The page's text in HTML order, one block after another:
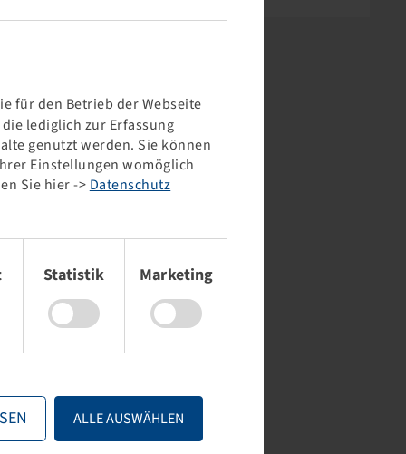
für den Betrieb der Webseite
lediglich zur Erfassung
genutzt werden. Sie können
Einstellungen womöglich
Sie hier -> Datenschutz
Statistik Marketing
ALLE AUSWÄHLEN